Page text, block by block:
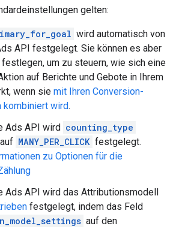
gelten:
wird automatisch von
API festgelegt. Sie können es aber
um zu steuern, wie sich eine
auf Berichte und Gebote in Ihrem
wenn sie mit Ihren Conversion-
kombiniert wird.
Ads API wird counting_type
MANY_PER_CLICK festgelegt.
zu Optionen für die
Ads API wird das Attributionsmodell
festgelegt, indem das Feld
auf den